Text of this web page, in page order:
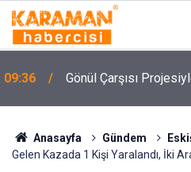
09:36 Gönül Çarşısı
Anasayfa Gündem
Gelen Kazada 1 Kişi Yaralandı, İki